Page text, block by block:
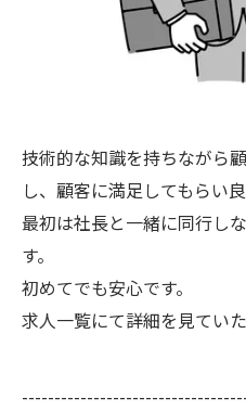
技術的な知識を持ちながら
し、顧客に満足してもらい
最初は社長と一緒に同行し
す。
初めてでも安心です。
求人一覧にて詳細を見てい